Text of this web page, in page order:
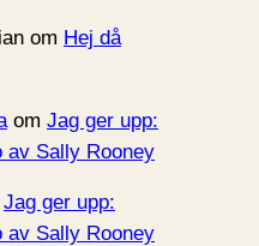
om Hej då
om Jag ger upp:
av Sally Rooney
Jag ger upp:
av Sally Rooney